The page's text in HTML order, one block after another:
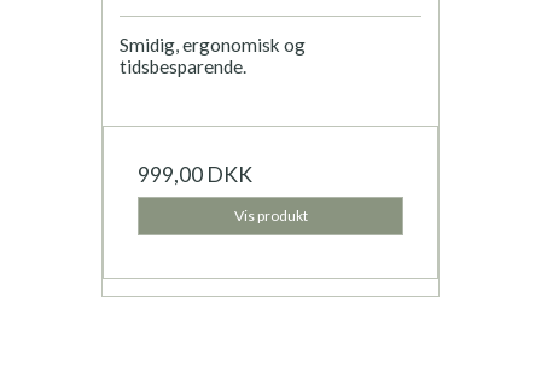
Smidig, ergonomisk og
tidsbesparende.
999,00 DKK
Vis produkt